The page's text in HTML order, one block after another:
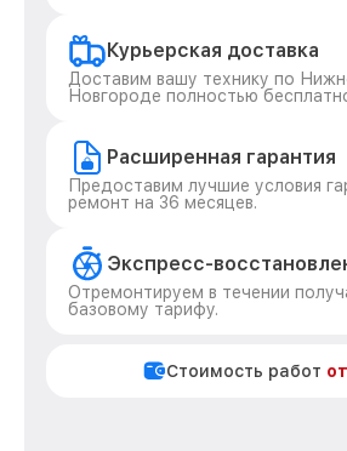
Курьерская доставка
Доставим вашу технику по
Новгороде полностью
Расширенная гарантия
Предоставим лучшие условия
ремонт на 36 месяцев.
Экспресс-
Отремонтируем в течении
базовому тарифу.
Стоимость работ